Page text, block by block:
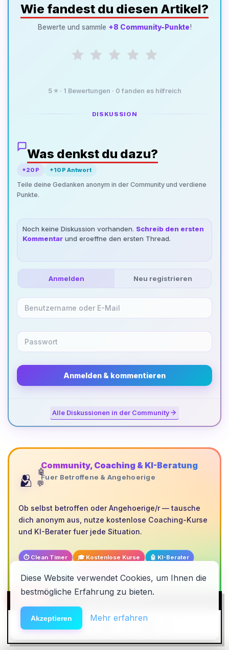
Wie fandest du diesen Artikel?
Bewerte und sammle +8 Community-Punkte!
5 ⭐· 1 Bewertungen · 0 fanden es hilfreich
DISKUSSION
Was denkst du dazu?
+20 P +10 P Antwort
Teile deine Gedanken anonym in der Community und verdiene
Punkte.
Noch keine Diskussion vorhanden. Schreib den ersten
Kommentar und eroeffne den ersten Thread.
Anmelden Neu registrieren
Anmelden & kommentieren
Alle Diskussionen in der Community
🫂 💬
🤖
Community, Coaching & KI-Beratung
Fuer Betroffene & Angehoerige
Ob selbst betroffen oder Angehoerige/r — tausche
dich anonym aus, nutze kostenlose Coaching-Kurse
und KI-Berater fuer jede Situation.
⏱️ Clean Timer 🎓 Kostenlose Kurse 🤖 KI-Berater
Jetzt kostenlos beitreten
🆘Hilfe
Diese Website verwendet Cookies, um Ihnen die
bestmögliche Erfahrung zu bieten.
Akzeptieren Mehr erfahren